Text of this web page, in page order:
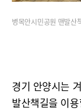
병목안시민공원 맨발
경기 안양시는
발산책길을 이